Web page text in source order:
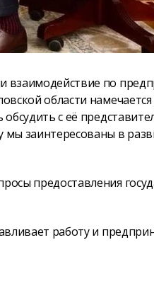
взаимодействие по
области
с её
мы заинтересованы в
предоставления
работу и